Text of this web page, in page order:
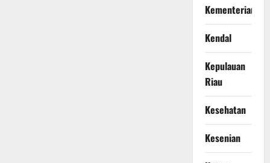
Kementerian
Kendal
Kepulauan
Riau
Kesehatan
Kesenian